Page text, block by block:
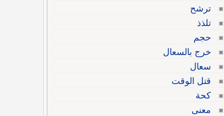
ترشح
تلذذ
حجم
خرج بالسعال
سعال
قتل الوقت
كحة
معنى